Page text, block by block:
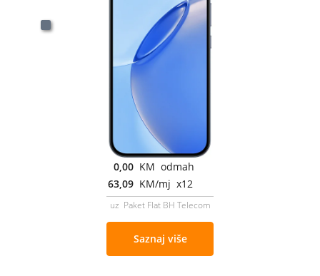
0,00 KM odmah
63,09 KM/mj x12
uz Paket Flat BH Telecom
Saznaj više